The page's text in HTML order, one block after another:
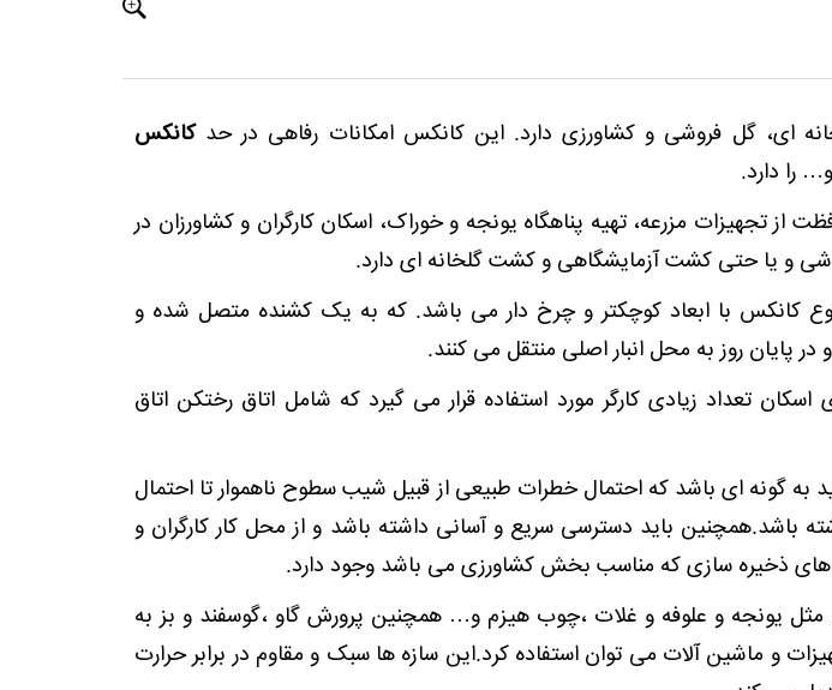
ای، گل فروشی و کشاورزی دارد. این کانکس امکانات رفاهی در حد کانکس
را دارد.
تجهیزات مزرعه، تهیه پناهگاه یونجه و خوراک، اسکان کارگران و کشاورزان در
و یا حتی کشت آزمایشگاهی و کشت گلخانه ای دارد.
دارد یک نوع کانکس با ابعاد کوچکتر و چرخ دار می باشد. که به یک کشنده متصل شده و
پایان روز به محل انبار اصلی منتقل می کنند.
تعداد زیادی کارگر مورد استفاده قرار می گیرد که شامل اتاق رختکن اتاق
گونه ای باشد که احتمال خطرات طبیعی از قبیل شیب سطوح ناهموار تا احتمال
باید دسترسی سریع و آسانی داشته باشد و از محل کار کارگران و
های ذخیره سازی که مناسب بخش کشاورزی می باشد وجود دارد.
یونجه و علوفه و غلات ،چوب هیزم و… همچنین پرورش گاو ،گوسفند و بز به
و ماشین آلات می توان استفاده کرد.این سازه ها سبک و مقاوم در برابر حرارت